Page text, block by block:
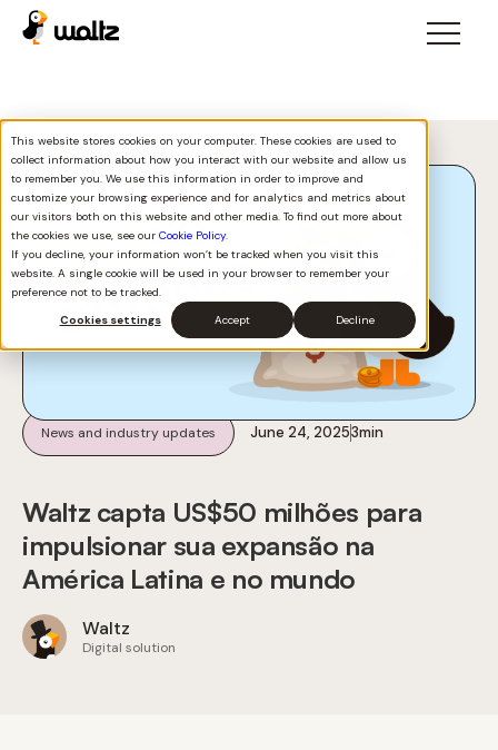
This website stores cookies on your computer. These cookies are used to
collect information about how you interact with our website and allow us
to remember you. We use this information in order to improve and
customize your browsing experience and for analytics and metrics about
our visitors both on this website and other media. To find out more about
the cookies we use, see our Cookie Policy.
If you decline, your information won’t be tracked when you visit this
website. A single cookie will be used in your browser to remember your
preference not to be tracked.
Cookies settings
Accept Decline
News and industry updates June 24, 20253min
Waltz capta US$50 milhões para
impulsionar sua expansão na
América Latina e no mundo
Waltz
Digital solution
Voltar a todos